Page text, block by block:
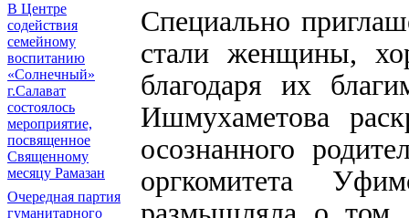
В Центре
содействия
семейному
воспитанию
«Солнечный»
г.Салават
состоялось
мероприятие,
посвященное
Священному
месяцу Рамазан
Очередная партия
гуманитарного
Специально
стали женщины,
благодаря их
Ишмухаметова
осознанного
оргкомитета